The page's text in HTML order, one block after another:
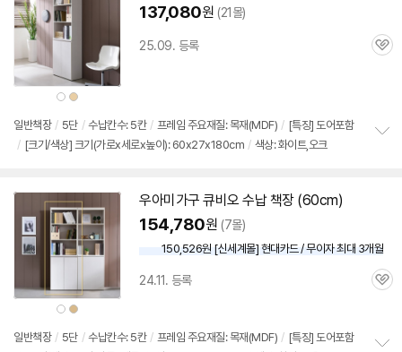
상
품
상
상
품
색
상
137,080원 (21몰)
25.09. 등록
관
일반책장 / 5단 / 수납칸수: 5칸 / 프레임 주요재질: 목재(MDF) / [특징] 도어포함
/ [크기/색상] 크기(가로x세로x높이): 60x27x180cm / 색상: 화이트,오크
상
품
상
상
품
색
상
우아미가구 큐비오 수납책장(60cm)
154,780원 (7몰)
150,526원 [신세계몰] 현대카드 / 무이자 최대 3개월
24.11. 등록
관
일반책장 / 5단 / 수납칸수: 5칸 / 프레임 주요재질: 목재(MDF) / [특징] 도어포함